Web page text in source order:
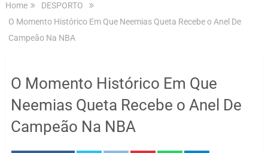
Home
DESPORTO
O Momento Histórico Em Que Neemias Queta Recebe o Anel De
Campeão Na NBA
O Momento Histórico Em Que
Neemias Queta Recebe o Anel De
Campeão Na NBA